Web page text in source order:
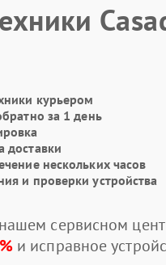
курьером
за 1 день
доставки
нескольких часов
и проверки устройства
сервисном
и исправное